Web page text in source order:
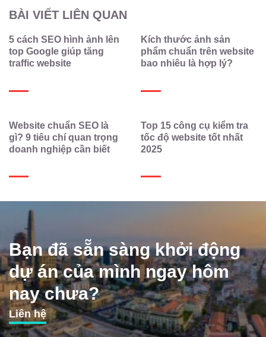
BÀI VIẾT LIÊN QUAN
5 cách SEO hình ảnh lên
top Google giúp tăng
traffic website
Kích thước ảnh sản
phẩm chuẩn trên website
bao nhiêu là hợp lý?
Website chuẩn SEO là
gì? 9 tiêu chí quan trọng
doanh nghiệp cần biết
Top 15 công cụ kiểm tra
tốc độ website tốt nhất
2025
Bạn đã sẵn sàng khởi động
dự án của mình ngay hôm
nay chưa?
Liên hệ